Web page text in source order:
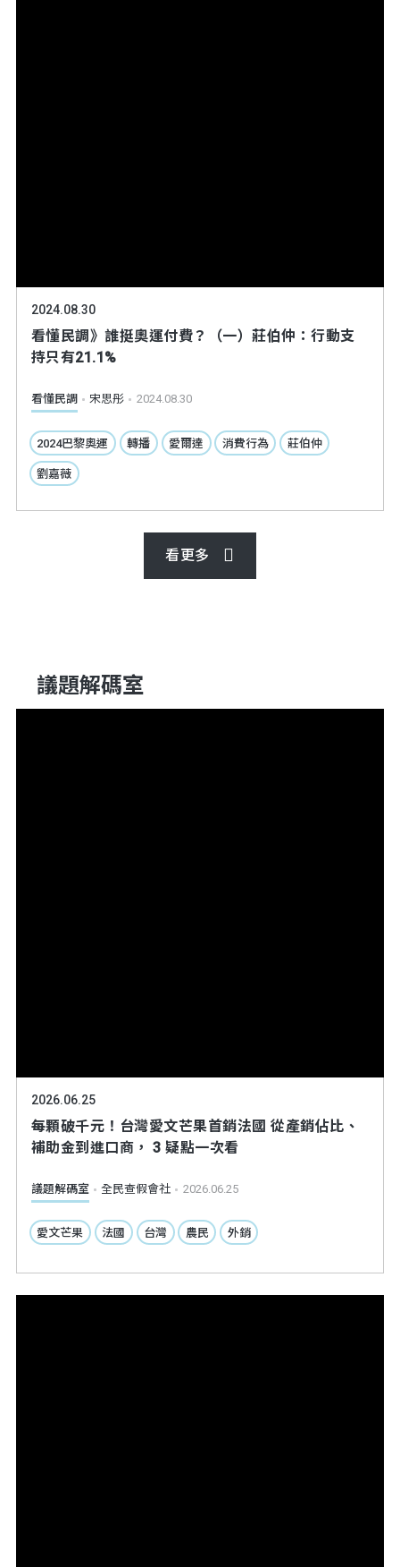
2024.08.30
看懂民調》誰挺奧運付費？（一）莊伯仲：行動支
持只有21.1%
看懂民調 宋思彤 2024.08.30
2024巴黎奧運 轉播 愛爾達 消費行為 莊伯仲
劉嘉薇
看更多
議題解碼室
2026.06.25
每顆破千元！台灣愛文芒果首銷法國 從產銷佔比、
補助金到進口商， 3 疑點一次看
議題解碼室 全民查假會社 2026.06.25
愛文芒果 法國 台灣 農民 外銷